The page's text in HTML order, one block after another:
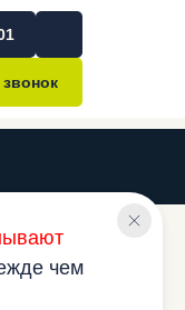
звонок
C
чем